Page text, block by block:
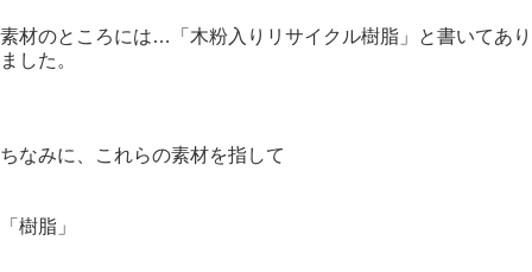
素材のところには…「木粉入りリサイクル樹脂」と書いてあり
ました。
ちなみに、これらの素材を指して
「樹脂」